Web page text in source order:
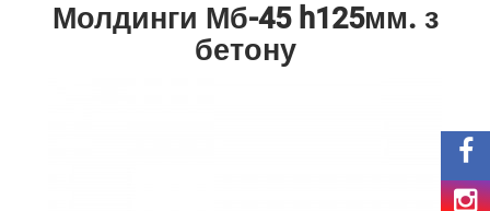
Молдинги Мб-45 h125мм. з
бетону